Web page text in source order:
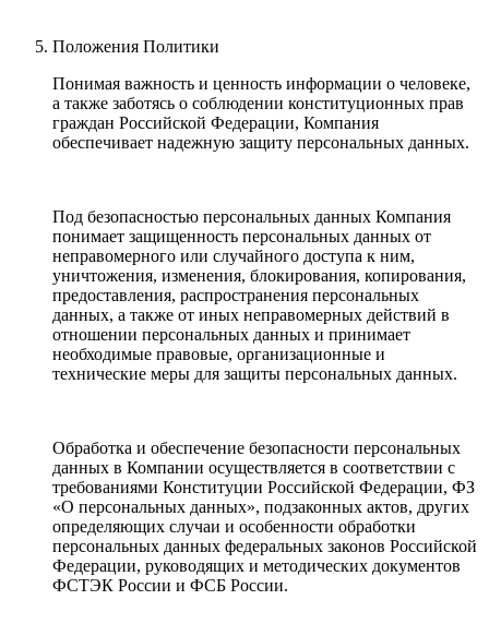
Положения Политики
Понимая важность и ценность информации о человеке,
а также заботясь о соблюдении конституционных прав
граждан Российской Федерации, Компания
обеспечивает надежную защиту персональных данных.
Под безопасностью персональных данных Компания
понимает защищенность персональных данных от
неправомерного или случайного доступа к ним,
уничтожения, изменения, блокирования, копирования,
предоставления, распространения персональных
данных, а также от иных неправомерных действий в
отношении персональных данных и принимает
необходимые правовые, организационные и
технические меры для защиты персональных данных.
Обработка и обеспечение безопасности персональных
данных в Компании осуществляется в соответствии с
требованиями Конституции Российской Федерации, ФЗ
«О персональных данных», подзаконных актов, других
определяющих случаи и особенности обработки
персональных данных федеральных законов Российской
Федерации, руководящих и методических документов
ФСТЭК России и ФСБ России.